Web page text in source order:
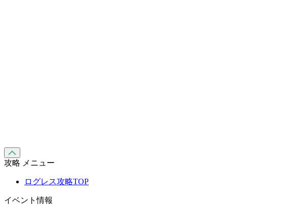
攻略 メニュー
ログレス攻略TOP
イベント情報